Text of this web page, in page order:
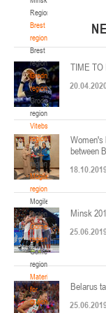
Region
Brest
region
Brest
region
Grodno
region
Grodno
region
Vitebsk
region
Vitebsk
region
Mogilev
region
Mogilev
region
Gomel
region
Gomel
region
Materials
for
coaches
ул. Ленинградская, 4
Финал четырех – юноши
Минск, ул. Стадионная, 3
V тур – девушки 2014-
ул. Б.Хмельницкого,
Финал 4-х – девушки
Минск, ул. Стадионная, 3
TIME TO
Women's
between
Minsk
Belarus